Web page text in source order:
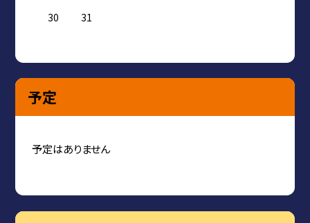
30
31
予定
予定はありません